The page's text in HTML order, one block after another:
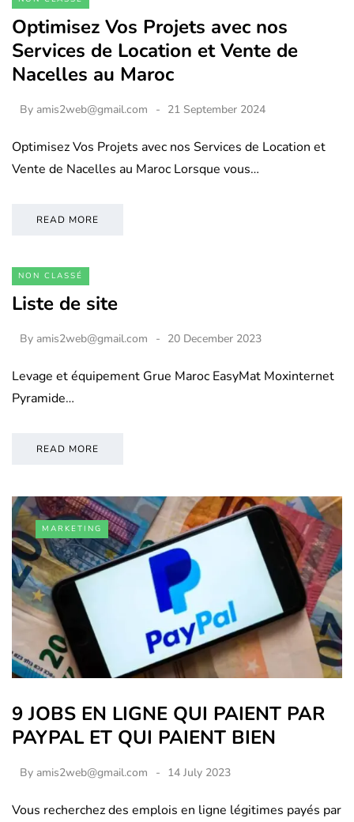
Optimisez Vos Projets avec nos
Services de Location et Vente de
Nacelles au Maroc
By amis2web@gmail.com 21 September 2024
Optimisez Vos Projets avec nos Services de Location et
Vente de Nacelles au Maroc Lorsque vous…
READ MORE
NON CLASSÉ
Liste de site
By amis2web@gmail.com 20 December 2023
Levage et équipement Grue Maroc EasyMat Moxinternet
Pyramide…
READ MORE
MARKETING
9 JOBS EN LIGNE QUI PAIENT PAR
PAYPAL ET QUI PAIENT BIEN
By amis2web@gmail.com 14 July 2023
Vous recherchez des emplois en ligne légitimes payés par